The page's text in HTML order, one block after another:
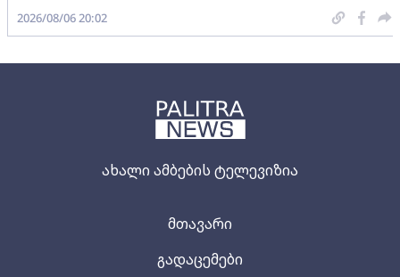
ახალი ამბების ტელევიზია
მთავარი
გადაცემები
2026/08/06 20:02